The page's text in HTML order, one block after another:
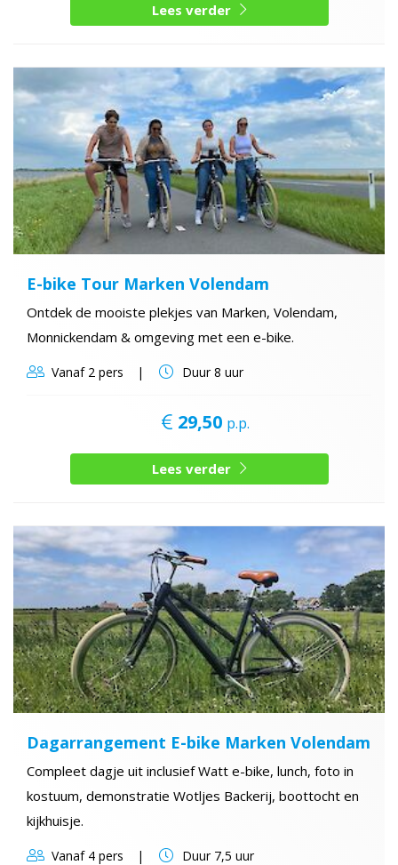
Lees verder
E-bike Tour Marken Volendam
Ontdek de mooiste plekjes van Marken, Volendam,
Monnickendam & omgeving met een e-bike.
Vanaf2 pers Duur8 uur
29,50 p.p.
Lees verder
Dagarrangement E-bike Marken Volendam
Compleet dagje uit inclusief Watt e-bike, lunch, foto in
kostuum, demonstratie Wotljes Backerij, boottocht en
kijkhuisje.
Vanaf4 pers Duur7,5 uur